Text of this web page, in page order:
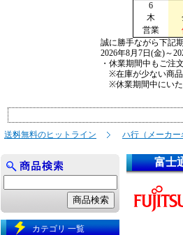
6
木
営業
誠に勝手ながら下記
2026年8月7日(金)～
・休業期間中もご注
※在庫が少ない商品
※休業期間中にいた
送料無料のヒットライン ハ行（メーカー
富士
カテゴリ 一覧